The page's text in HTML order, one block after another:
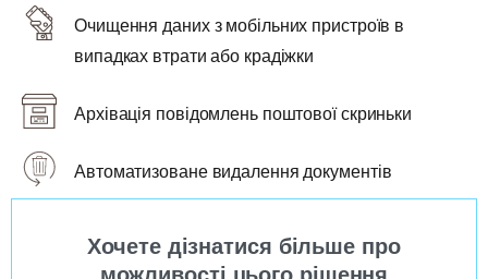
Очищення даних з мобільних пристроїв в
випадках втрати або крадіжки
Архівація повідомлень поштової скриньки
Автоматизоване видалення документів
Хочете дізнатися більше про